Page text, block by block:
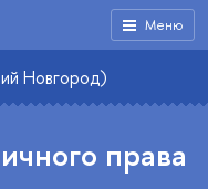
Меню
Новгород)
права